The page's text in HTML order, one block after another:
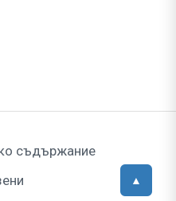
съдържание